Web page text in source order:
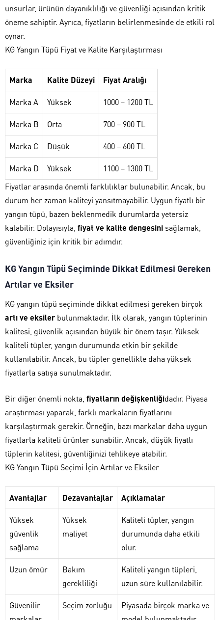
unsurlar, ürünün dayanıklılığı ve güvenliği açısından kritik
öneme sahiptir. Ayrıca, fiyatların belirlenmesinde de etkili rol
oynar.
KG Yangın Tüpü Fiyat ve Kalite Karşılaştırması
Marka Kalite Düzeyi Fiyat Aralığı
Marka A Yüksek 1000 – 1200 TL
Marka B Orta 700 – 900 TL
Marka C Düşük 400 – 600 TL
Marka D Yüksek
1100 – 1300 TL
Fiyatlar arasında önemli farklılıklar bulunabilir. Ancak, bu
durum her zaman kaliteyi yansıtmayabilir. Uygun fiyatlı bir
yangın tüpü, bazen beklenmedik durumlarda yetersiz
kalabilir. Dolayısıyla, fiyat ve kalite dengesini sağlamak,
güvenliğiniz için kritik bir adımdır.
KG Yangın Tüpü Seçiminde Dikkat Edilmesi Gereken
Artılar ve Eksiler
KG yangın tüpü seçiminde dikkat edilmesi gereken birçok
artı ve eksiler bulunmaktadır. İlk olarak, yangın tüplerinin
kalitesi, güvenlik açısından büyük bir önem taşır. Yüksek
kaliteli tüpler, yangın durumunda etkin bir şekilde
kullanılabilir. Ancak, bu tüpler genellikle daha yüksek
fiyatlarla satışa sunulmaktadır.
Bir diğer önemli nokta, fiyatların değişkenliğidadır. Piyasa
araştırması yaparak, farklı markaların fiyatlarını
karşılaştırmak gerekir. Örneğin, bazı markalar daha uygun
fiyatlarla kaliteli ürünler sunabilir. Ancak, düşük fiyatlı
tüplerin kalitesi, güvenliğinizi tehlikeye atabilir.
KG Yangın Tüpü Seçimi İçin Artılar ve Eksiler
Avantajlar Dezavantajlar Açıklamalar
Yüksek
güvenlik
sağlama
Yüksek
maliyet
Kaliteli tüpler, yangın
durumunda daha etkili
olur.
Uzun ömür
Bakım
gerekliliği
Kaliteli yangın tüpleri,
uzun süre kullanılabilir.
Güvenilir
Seçim zorluğu
Piyasada birçok marka ve